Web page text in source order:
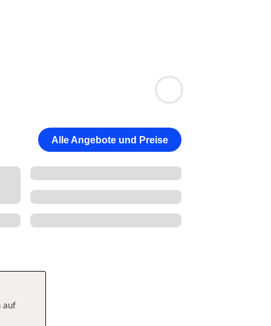
Alle Angebote und Preise
auf